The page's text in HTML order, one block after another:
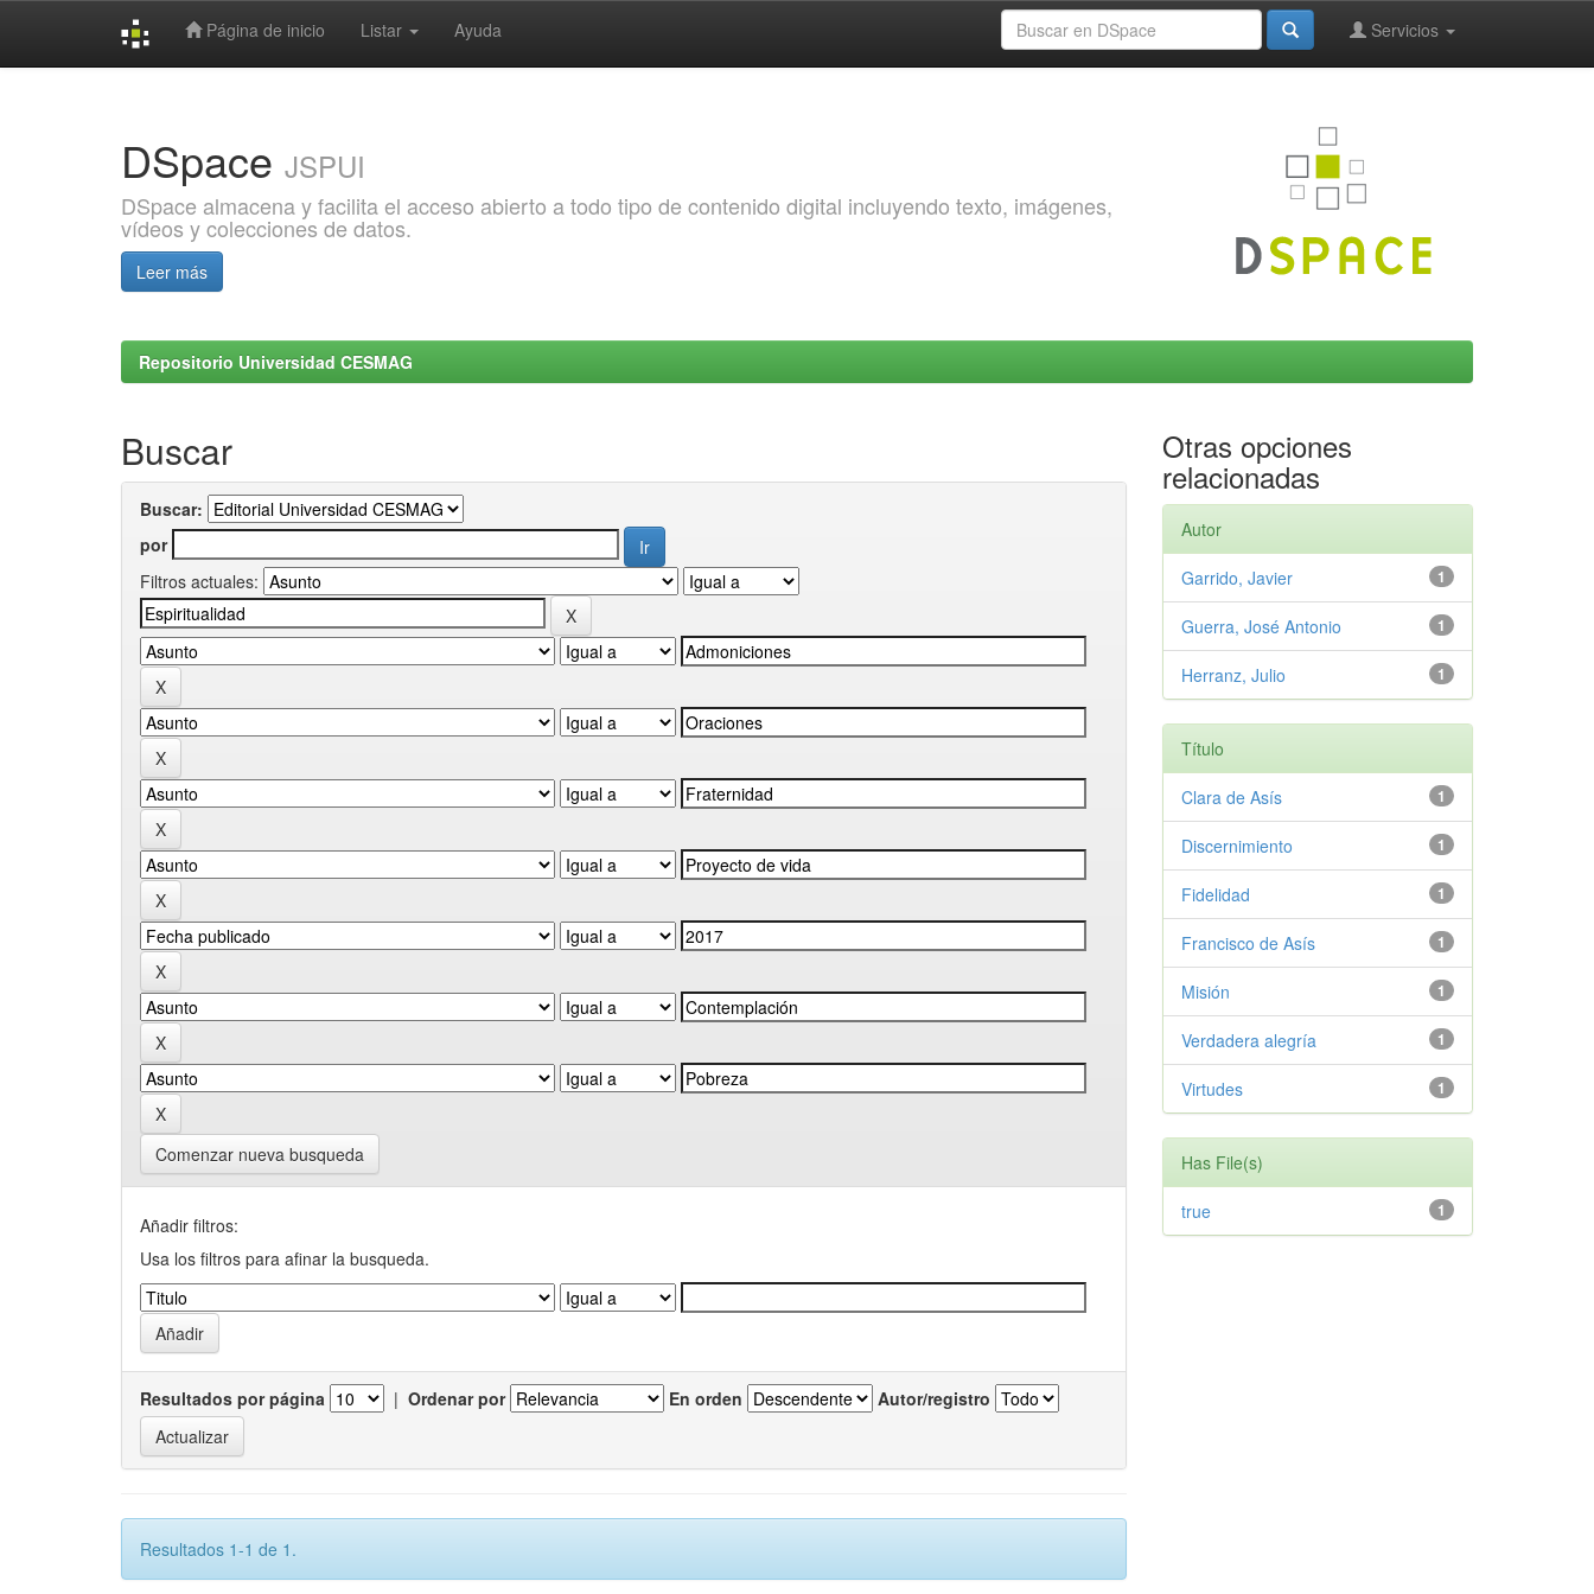
Página de inicio Listar Ayuda Servicios
DSpace JSPUI
DSpace almacena y facilita el acceso abierto a todo tipo de contenido digital incluyendo texto, imágenes,
vídeos y colecciones de datos.
Leer más
Repositorio Universidad CESMAG
Buscar
Buscar:
por
Filtros actuales:
Comenzar nueva busqueda
Añadir filtros:
Usa los filtros para afinar la busqueda.
Resultados por página | Ordenar por En orden Autor/registro
Resultados 1-1 de 1.
Otras opciones
relacionadas
Autor
1
Garrido, Javier
1
Guerra, José Antonio
1
Herranz, Julio
Título
1
Clara de Asís
1
Discernimiento
1
Fidelidad
1
Francisco de Asís
1
Misión
1
Verdadera alegría
1
Virtudes
Has File(s)
1
true